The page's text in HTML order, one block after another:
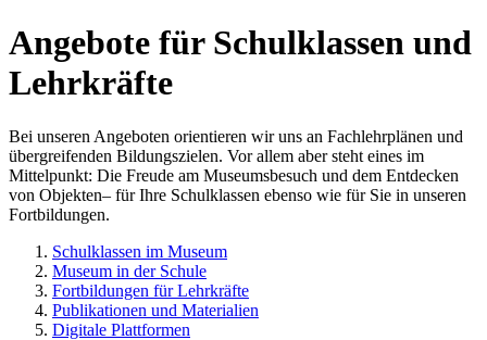
Angebote für Schulklassen und
Lehrkräfte
Bei unseren Angeboten orientieren wir uns an Fachlehrplänen und
übergreifenden Bildungszielen. Vor allem aber steht eines im
Mittelpunkt: Die Freude am Museumsbesuch und dem Entdecken
von Objekten– für Ihre Schulklassen ebenso wie für Sie in unseren
Fortbildungen.
Schulklassen im Museum
Museum in der Schule
Fortbildungen für Lehrkräfte
Publikationen und Materialien
Digitale Plattformen